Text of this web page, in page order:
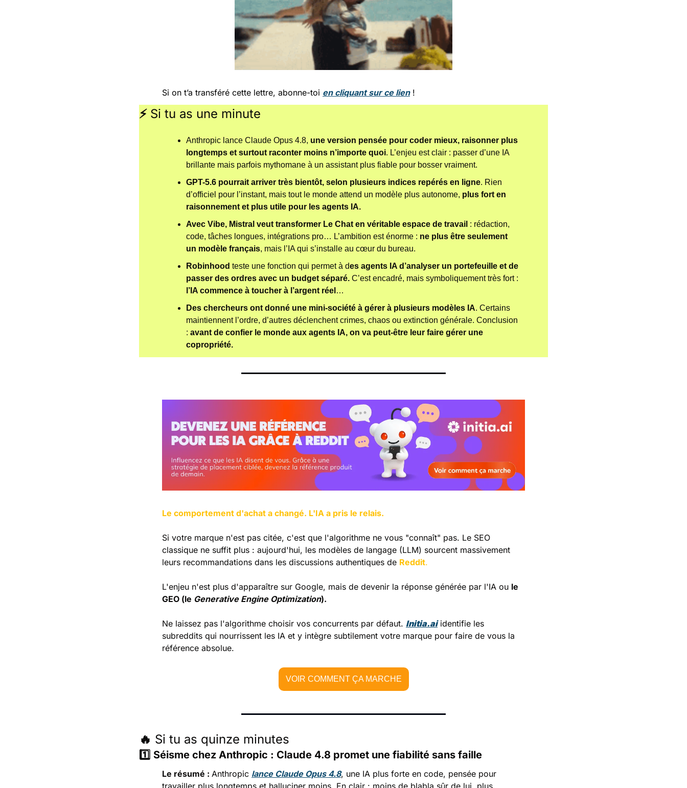
Si on t’a transféré cette lettre, abonne-toi en cliquant sur ce lien !
⚡ Si tu as une minute
Anthropic lance Claude Opus 4.8, une version pensée pour coder mieux, raisonner plus
longtemps et surtout raconter moins n’importe quoi. L’enjeu est clair : passer d’une IA
brillante mais parfois mythomane à un assistant plus fiable pour bosser vraiment.
GPT-5.6 pourrait arriver très bientôt, selon plusieurs indices repérés en ligne. Rien
d’officiel pour l’instant, mais tout le monde attend un modèle plus autonome, plus fort en
raisonnement et plus utile pour les agents IA.
Avec Vibe, Mistral veut transformer Le Chat en véritable espace de travail : rédaction,
code, tâches longues, intégrations pro… L’ambition est énorme : ne plus être seulement
un modèle français, mais l’IA qui s’installe au cœur du bureau.
Robinhood teste une fonction qui permet à des agents IA d’analyser un portefeuille et de
passer des ordres avec un budget séparé.
l’IA commence à toucher à l’argent réel …
Des chercheurs ont donné une mini-société à gérer à plusieurs modèles IA. Certains
maintiennent l’ordre, d’autres déclenchent crimes, chaos ou extinction générale. Conclusion
: avant de confier le monde aux agents IA, on va peut-être leur faire gérer une
copropriété.
Le comportement d'achat a changé. L'IA a pris le relais.
Si votre marque n'est pas citée, c'est que l'algorithme ne vous "connaît" pas. Le SEO
classique ne suffit plus : aujourd'hui, les modèles de langage (LLM) sourcent massivement
leurs recommandations dans les discussions authentiques de Reddit.
L'enjeu n'est plus d'apparaître sur Google, mais de devenir la réponse générée par l'IA ou le
GEO (le Generative Engine Optimization).
Ne laissez pas l'algorithme choisir vos concurrents par défaut. Initia.ai identifie les
subreddits qui nourrissent les IA et y intègre subtilement votre marque pour faire de vous la
référence absolue.
VOIR COMMENT ÇA MARCHE
🔥 Si tu as quinze minutes
1️⃣ Séisme chez Anthropic : Claude 4.8 promet une fiabilité sans faille
Le résumé : Anthropic lance Claude Opus 4.8, une IA plus forte en code, pensée pour
travailler plus longtemps et halluciner moins. En clair : moins de blabla sûr de lui, plus